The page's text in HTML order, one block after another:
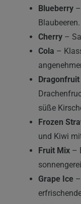
Blueberry
Blaubeeren.
Cherry –
Cola –
süße
Frozen
und Kiwi
Fruit Mix –
Grape Ice